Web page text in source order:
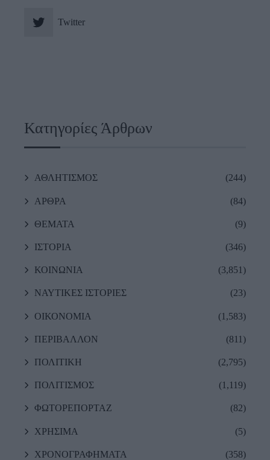
Twitter
Κατηγορίες Άρθρων
ΑΘΛΗΤΙΣΜΟΣ (244)
ΑΡΘΡΑ (84)
ΘΕΜΑΤΑ (9)
ΙΣΤΟΡΙΑ (346)
ΚΟΙΝΩΝΙΑ (3,851)
ΝΑΥΤΙΚΕΣ ΙΣΤΟΡΙΕΣ (23)
ΟΙΚΟΝΟΜΙΑ (1,583)
ΠΕΡΙΒΑΛΛΟΝ (811)
ΠΟΛΙΤΙΚΗ (2,795)
ΠΟΛΙΤΙΣΜΟΣ (1,119)
ΦΩΤΟΡΕΠΟΡΤΑΖ (82)
ΧΡΗΣΙΜΑ (5)
ΧΡΟΝΟΓΡΑΦΗΜΑΤΑ (358)